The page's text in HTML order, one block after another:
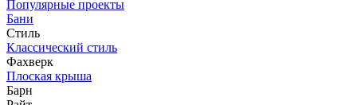
Популярные проекты
Бани
Стиль
Классический стиль
Фахверк
Плоская крыша
Барн